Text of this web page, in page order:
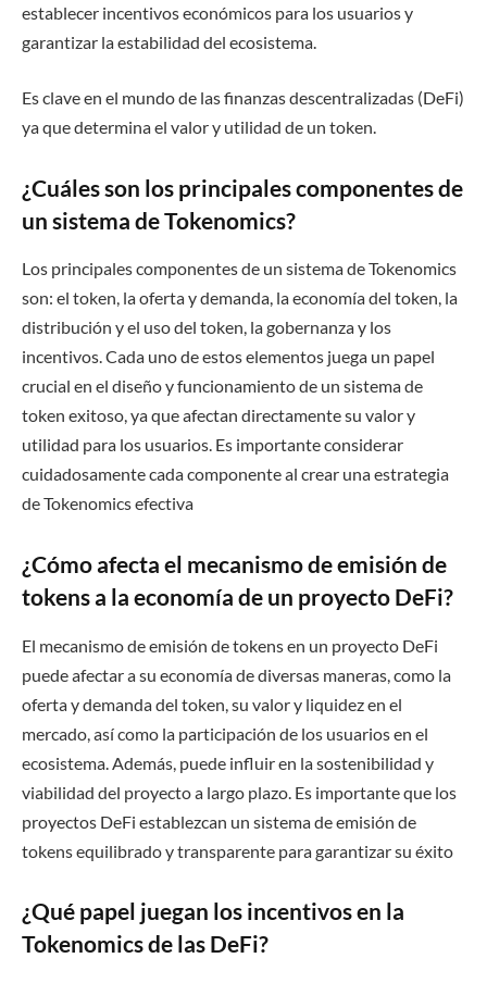
establecer incentivos económicos para los usuarios y
garantizar la estabilidad del ecosistema.
Es clave en el mundo de las finanzas descentralizadas (DeFi)
ya que determina el valor y utilidad de un token.
¿Cuáles son los principales componentes de
un sistema de Tokenomics?
Los principales componentes de un sistema de Tokenomics
son: el token, la oferta y demanda, la economía del token, la
distribución y el uso del token, la gobernanza y los
incentivos. Cada uno de estos elementos juega un papel
crucial en el diseño y funcionamiento de un sistema de
token exitoso, ya que afectan directamente su valor y
utilidad para los usuarios. Es importante considerar
cuidadosamente cada componente al crear una estrategia
de Tokenomics efectiva
¿Cómo afecta el mecanismo de emisión de
tokens a la economía de un proyecto DeFi?
El mecanismo de emisión de tokens en un proyecto DeFi
puede afectar a su economía de diversas maneras, como la
oferta y demanda del token, su valor y liquidez en el
mercado, así como la participación de los usuarios en el
ecosistema. Además, puede influir en la sostenibilidad y
viabilidad del proyecto a largo plazo. Es importante que los
proyectos DeFi establezcan un sistema de emisión de
tokens equilibrado y transparente para garantizar su éxito
¿Qué papel juegan los incentivos en la
Tokenomics de las DeFi?